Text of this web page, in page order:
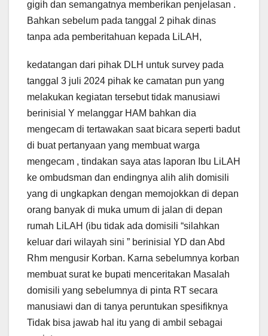
gigih dan semangatnya memberikan penjelasan .
Bahkan sebelum pada tanggal 2 pihak dinas
tanpa ada pemberitahuan kepada LiLAH,
kedatangan dari pihak DLH untuk survey pada
tanggal 3 juli 2024 pihak ke camatan pun yang
melakukan kegiatan tersebut tidak manusiawi
berinisial Y melanggar HAM bahkan dia
mengecam di tertawakan saat bicara seperti badut
di buat pertanyaan yang membuat warga
mengecam , tindakan saya atas laporan Ibu LiLAH
ke ombudsman dan endingnya alih alih domisili
yang di ungkapkan dengan memojokkan di depan
orang banyak di muka umum di jalan di depan
rumah LiLAH (ibu tidak ada domisili “silahkan
keluar dari wilayah sini ” berinisial YD dan Abd
Rhm mengusir Korban. Karna sebelumnya korban
membuat surat ke bupati menceritakan Masalah
domisili yang sebelumnya di pinta RT secara
manusiawi dan di tanya peruntukan spesifiknya
Tidak bisa jawab hal itu yang di ambil sebagai